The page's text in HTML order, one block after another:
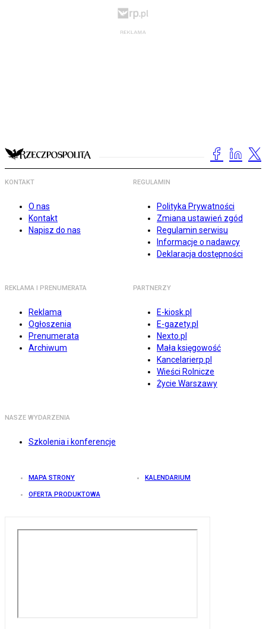
KONTAKT
O nas
Kontakt
Napisz do nas
REGULAMIN
Polityka Prywatności
Zmiana ustawień zgód
Regulamin serwisu
Informacje o nadawcy
Deklaracja dostępności
REKLAMA I PRENUMERATA
Reklama
Ogłoszenia
Prenumerata
Archiwum
PARTNERZY
E-kiosk.pl
E-gazety.pl
Nexto.pl
Mała księgowość
Kancelarierp.pl
Wieści Rolnicze
Życie Warszawy
NASZE WYDARZENIA
Szkolenia i konferencje
MAPA STRONY KALENDARIUM
OFERTA PRODUKTOWA